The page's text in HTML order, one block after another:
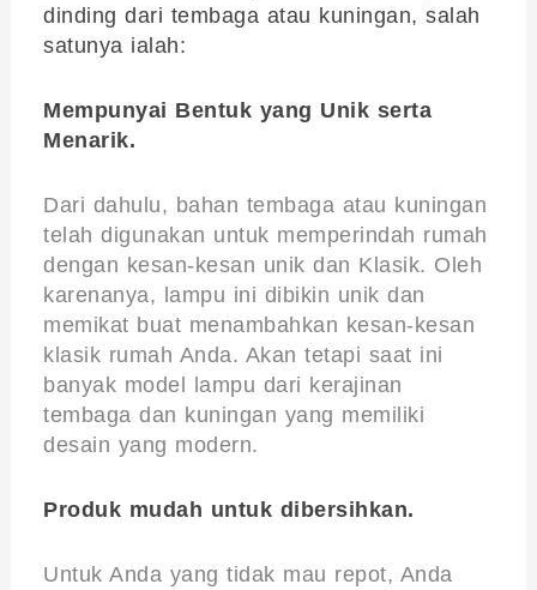
dinding dari tembaga atau kuningan, salah
satunya ialah:
Mempunyai Bentuk yang Unik serta
Menarik.
Dari dahulu, bahan tembaga atau kuningan
telah digunakan untuk memperindah rumah
dengan kesan-kesan unik dan Klasik. Oleh
karenanya, lampu ini dibikin unik dan
memikat buat menambahkan kesan-kesan
klasik rumah Anda. Akan tetapi saat ini
banyak model lampu dari kerajinan
tembaga dan kuningan yang memiliki
desain yang modern.
Produk mudah untuk dibersihkan.
Untuk Anda yang tidak mau repot, Anda